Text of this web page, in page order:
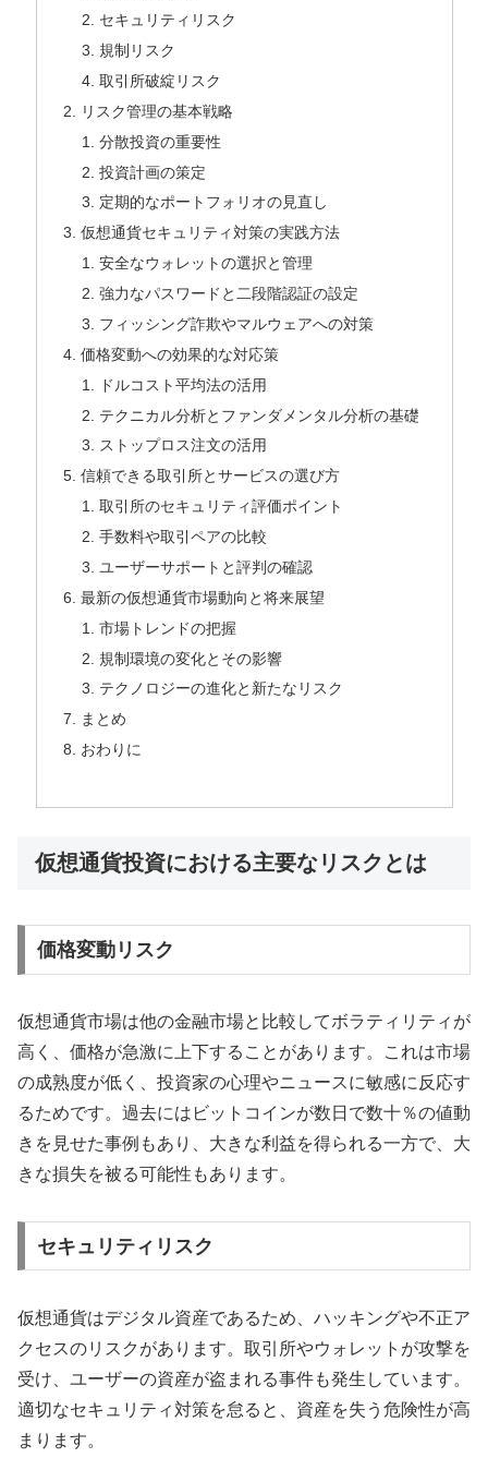
セキュリティリスク
規制リスク
取引所破綻リスク
リスク管理の基本戦略
分散投資の重要性
投資計画の策定
定期的なポートフォリオの見直し
仮想通貨セキュリティ対策の実践方法
安全なウォレットの選択と管理
強力なパスワードと二段階認証の設定
フィッシング詐欺やマルウェアへの対策
価格変動への効果的な対応策
ドルコスト平均法の活用
テクニカル分析とファンダメンタル分析の基礎
ストップロス注文の活用
信頼できる取引所とサービスの選び方
取引所のセキュリティ評価ポイント
手数料や取引ペアの比較
ユーザーサポートと評判の確認
最新の仮想通貨市場動向と将来展望
市場トレンドの把握
規制環境の変化とその影響
テクノロジーの進化と新たなリスク
まとめ
おわりに
仮想通貨投資における主要なリスクとは
価格変動リスク
仮想通貨市場は他の金融市場と比較してボラティリティが
高く、価格が急激に上下することがあります。これは市場
の成熟度が低く、投資家の心理やニュースに敏感に反応す
るためです。過去にはビットコインが数日で数十％の値動
きを見せた事例もあり、大きな利益を得られる一方で、大
きな損失を被る可能性もあります。
セキュリティリスク
仮想通貨はデジタル資産であるため、ハッキングや不正ア
クセスのリスクがあります。取引所やウォレットが攻撃を
受け、ユーザーの資産が盗まれる事件も発生しています。
適切なセキュリティ対策を怠ると、資産を失う危険性が高
まります。